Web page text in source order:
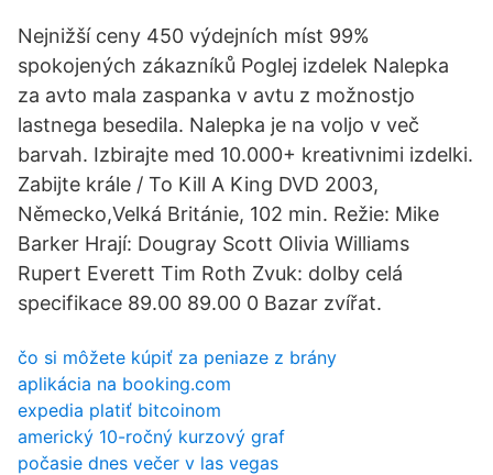
Nejnižší ceny 450 výdejních míst 99%
spokojených zákazníků Poglej izdelek Nalepka
za avto mala zaspanka v avtu z možnostjo
lastnega besedila. Nalepka je na voljo v več
barvah. Izbirajte med 10.000+ kreativnimi izdelki.
Zabijte krále / To Kill A King DVD 2003,
Německo,Velká Británie, 102 min. Režie: Mike
Barker Hrají: Dougray Scott Olivia Williams
Rupert Everett Tim Roth Zvuk: dolby celá
specifikace 89.00 89.00 0 Bazar zvířat.
čo si môžete kúpiť za peniaze z brány
aplikácia na booking.com
expedia platiť bitcoinom
americký 10-ročný kurzový graf
počasie dnes večer v las vegas